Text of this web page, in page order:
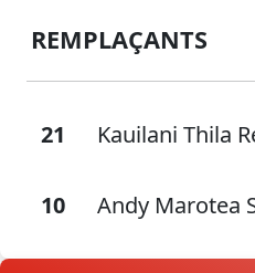
REMPLAÇANTS
21 Kauilani Thila
10 Andy Marotea